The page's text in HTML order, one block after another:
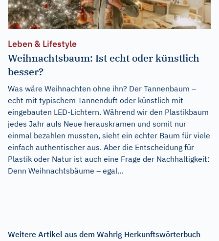
Leben & Lifestyle
Weihnachtsbaum: Ist echt oder künstlich
besser?
Was wäre Weihnachten ohne ihn? Der Tannenbaum –
echt mit typischem Tannenduft oder künstlich mit
eingebauten LED-Lichtern. Während wir den Plastikbaum
jedes Jahr aufs Neue herauskramen und somit nur
einmal bezahlen mussten, sieht ein echter Baum für viele
einfach authentischer aus. Aber die Entscheidung für
Plastik oder Natur ist auch eine Frage der Nachhaltigkeit:
Denn Weihnachtsbäume – egal...
Weitere Artikel aus dem Wahrig Herkunftswörterbuch